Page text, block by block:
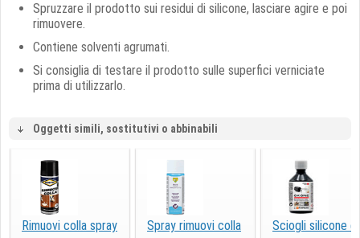
Spruzzare il prodotto sui residui di silicone, lasciare agire e poi
rimuovere.
Contiene solventi agrumati.
Si consiglia di testare il prodotto sulle superfici verniciate
prima di utilizzarlo.
Oggetti simili, sostitutivi o abbinabili
Rimuovi colla spray
Spray rimuovi colla
Sciogli silicone e